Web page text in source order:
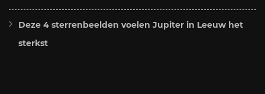
Deze 4 sterrenbeelden voelen Jupiter in Leeuw het
sterkst